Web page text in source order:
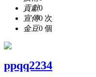
貢獻0
宣傳0 次
金豆0 個
ppqq2234